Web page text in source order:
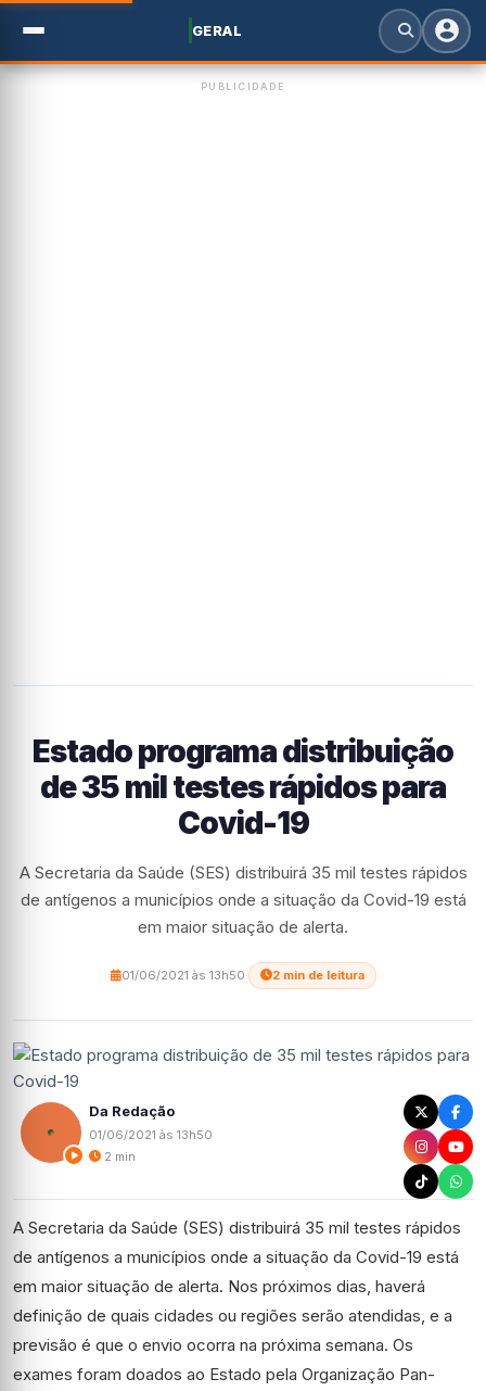
GERAL
PUBLICIDADE
Estado programa distribuição
de 35 mil testes rápidos para
Covid-19
A Secretaria da Saúde (SES) distribuirá 35 mil testes rápidos
de antígenos a municípios onde a situação da Covid-19 está
em maior situação de alerta.
01/06/2021 às 13h50 2 min de leitura
Da Redação
01/06/2021 às 13h50
2 min
A Secretaria da Saúde (SES) distribuirá 35 mil testes rápidos
de antígenos a municípios onde a situação da Covid-19 está
em maior situação de alerta. Nos próximos dias, haverá
definição de quais cidades ou regiões serão atendidas, e a
previsão é que o envio ocorra na próxima semana. Os
exames foram doados ao Estado pela Organização Pan-